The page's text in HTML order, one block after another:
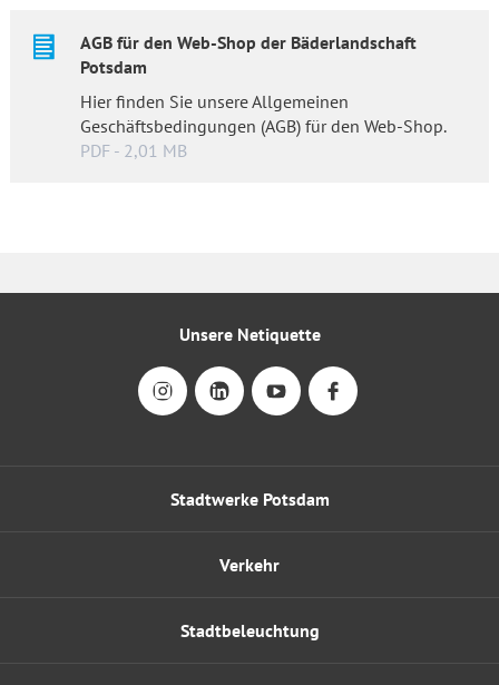
AGB für den Web-Shop der Bäderlandschaft
Potsdam
Hier finden Sie unsere Allgemeinen
Geschäftsbedingungen (AGB) für den Web-Shop.
PDF - 2,01 MB
Stadtwerke Potsdam
Verkehr
Stadtbeleuchtung
Unsere Netiquette